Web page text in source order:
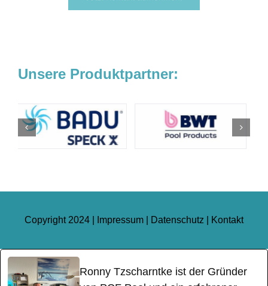
Unsere Produktpartner:
Copyright 2024 | Impressum Datenschutz Kontakt
Ronny Tzscharntke ist der Gründer